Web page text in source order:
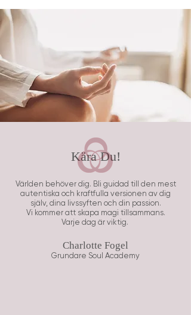
Kära Du!
Världen behöver dig. Bli guidad till den mest
autentiska och kraftfulla versionen av dig
själv, dina livssyften och din passion.
Vi kommer att skapa magi tillsammans.
Varje dag är viktig.
Charlotte Fogel
Grundare Soul Academy